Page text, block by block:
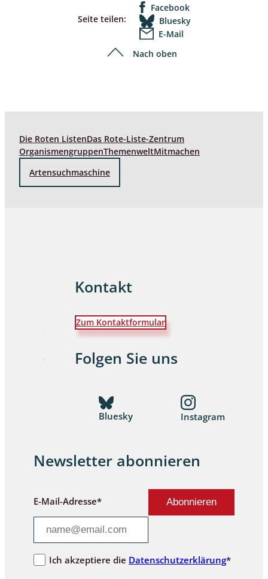
Seite teilen:
Facebook
Bluesky
E-Mail
Nach oben
Die Roten ListenDas Rote-Liste-Zentrum
OrganismengruppenThemenweltMitmachen
Artensuchmaschine
Kontakt
Zum Kontaktformular
Folgen Sie uns
Bluesky Instagram
Newsletter abonnieren
E-Mail-Adresse*
Ich akzeptiere die Datenschutzerklärung*